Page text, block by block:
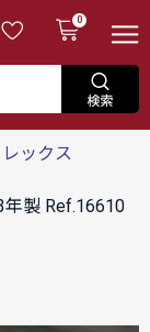
0
レックス
製 Ref.16610